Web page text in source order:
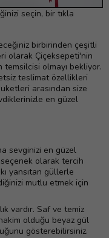
seçin, bir tıkla
birbirinden çeşitli
olarak Çiçeksepeti'nin
olmayı bekliyor.
teslimat özellikleri
arasından size
en güzel
sevginizi en güzel
olarak tercih
yansıtan güllerle
mutlu etmek için
vardır. Saf ve temiz
olduğu beyaz gül
gösterebilirsiniz.